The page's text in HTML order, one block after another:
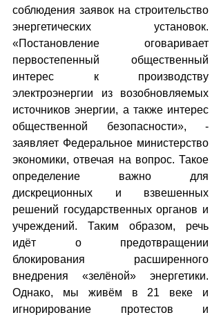
соблюдения заявок на строительство
энергетических установок.
«Постановление оговаривает
первостепенный общественный
интерес к производству
электроэнергии из возобновляемых
источников энергии, а также интерес
общественной безопасности», -
заявляет Федеральное министерство
экономики, отвечая на вопрос. Такое
определение важно для
дискреционных и взвешенных
решений государственных органов и
учреждений. Таким образом, речь
идёт о предотвращении
блокирования расширенного
внедрения «зелёной» энергетики.
Однако, мы живём в 21 веке и
игнорирование протестов и